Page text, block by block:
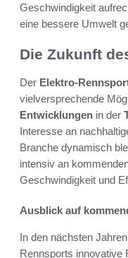
Geschwindigkeit
eine bessere Umwelt
Die Zukunft
Der Elektro-
vielversprechende
Entwicklungen in der
Interesse an
Branche dynamisch
intensiv an
Geschwindigkeit und
Ausblick auf
In den nächsten
Rennsports innovative